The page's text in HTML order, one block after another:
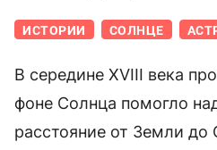
ИСТОРИИ СОЛНЦЕ
В середине XVIII века
фоне Солнца помогло
расстояние от Земли